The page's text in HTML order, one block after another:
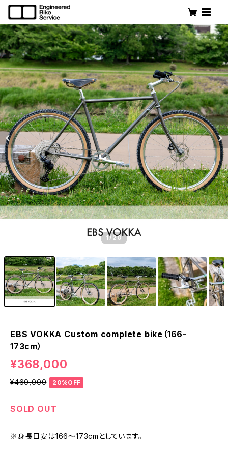
1/20
EBS VOKKA Custom complete bike（166-
173cm）
¥368,000
¥460,000 20%OFF
SOLD OUT
※身長目安は166〜173cmとしています。